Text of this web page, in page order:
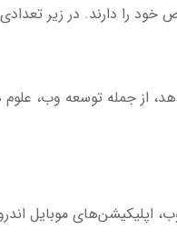
را دارند. در زیر
از جمله توسعه وب،
موبایل